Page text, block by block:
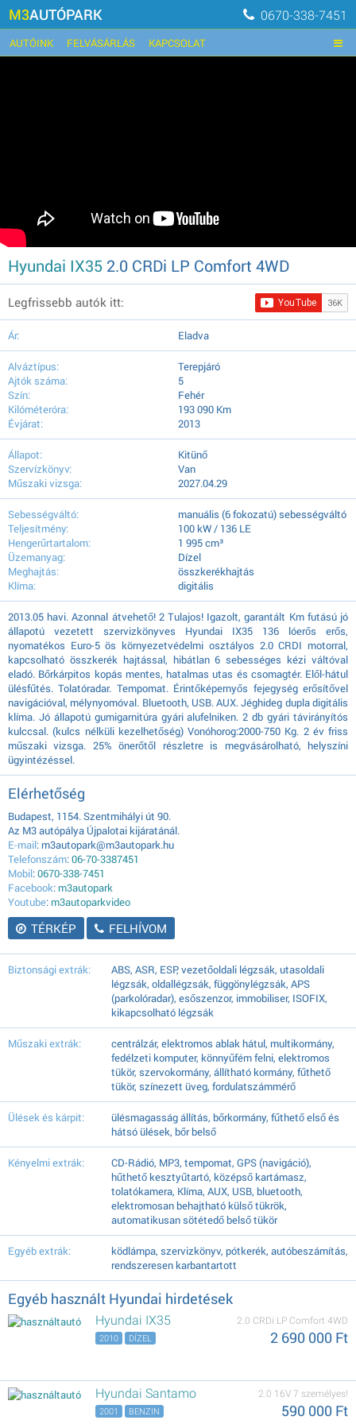
M3AUTÓPARK 0670-338-7451
AUTÓINK FELVÁSÁRLÁS KAPCSOLAT
Hyundai IX35 2.0 CRDi LP Comfort 4WD
Legfrissebb autók itt:
Ár: Eladva
Alváztípus:
Terepjáró
Ajtók száma:
5
Szín:
Fehér
Kilóméteróra:
193 090 Km
Évjárat:
2013
Állapot:
Kitünő
Szervízkönyv:
Van
Műszaki vizsga:
2027.04.29
Sebességváltó:
manuális (6 fokozatú) sebességváltó
Teljesítmény:
100 kW / 136 LE
Hengerűrtartalom:
1 995 cm³
Üzemanyag:
Dízel
Meghajtás:
összkerékhajtás
Klíma:
digitális
2013.05 havi. Azonnal átvehető! 2 Tulajos! Igazolt, garantált Km futású jó
állapotú vezetett szervizkönyves Hyundai IX35 136 lóerős erős,
nyomatékos Euro-5 ös környezetvédelmi osztályos 2.0 CRDI motorral,
kapcsolható összkerék hajtással, hibátlan 6 sebességes kézi váltóval
eladó. Bőrkárpitos kopás mentes, hatalmas utas és csomagtér. Elől-hátul
ülésfűtés. Tolatóradar. Tempomat. Érintőképernyős fejegység erősítővel
navigációval, mélynyomóval. Bluetooth, USB. AUX. Jéghideg dupla digitális
klíma. Jó állapotú gumigarnitúra gyári alufelniken. 2 db gyári távirányítós
kulccsal. (kulcs nélküli kezelhetőség) Vonóhorog:2000-750 Kg. 2 év friss
műszaki vizsga. 25% önerőtől részletre is megvásárolható, helyszíni
ügyintézéssel.
Elérhetőség
Budapest, 1154. Szentmihályi út 90.
Az M3 autópálya Újpalotai kijáratánál.
E-mail: m3autopark@m3autopark.hu
Telefonszám:06-70-3387451
Mobil:0670-338-7451
Facebook: m3autopark
Youtube: m3autoparkvideo
TÉRKÉP FELHÍVOM
Biztonsági extrák:
ABS, ASR, ESP, vezetőoldali légzsák, utasoldali
légzsák, oldallégzsák, függönylégzsák, APS
(parkolóradar), esőszenzor, immobiliser, ISOFIX,
kikapcsolható légzsák
Műszaki extrák:
centrálzár, elektromos ablak hátul, multikormány,
fedélzeti komputer, könnyűfém felni, elektromos
tükör, szervokormány, állítható kormány, fűthető
tükör, színezett üveg, fordulatszámmérő
Ülések és kárpit:
ülésmagasság állítás, bőrkormány, fűthető első és
hátsó ülések, bőr belső
Kényelmi extrák:
CD-Rádió, MP3, tempomat, GPS (navigáció),
hűthető kesztyűtartó, középső kartámasz,
tolatókamera, Klíma, AUX, USB, bluetooth,
elektromosan behajtható külső tükrök,
automatikusan sötétedő belső tükör
Egyéb extrák:
ködlámpa, szervizkönyv, pótkerék, autóbeszámítás,
rendszeresen karbantartott
Egyéb használt Hyundai hirdetések
Hyundai IX35 2.0 CRDi LP Comfort 4WD
2 690 000 Ft
2010 DÍZEL
Hyundai Santamo 2.0 16V 7 személyes!
590 000 Ft
2001 BENZIN